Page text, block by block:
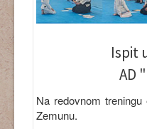
Ispit
AD
Na redovnom
Zemunu.